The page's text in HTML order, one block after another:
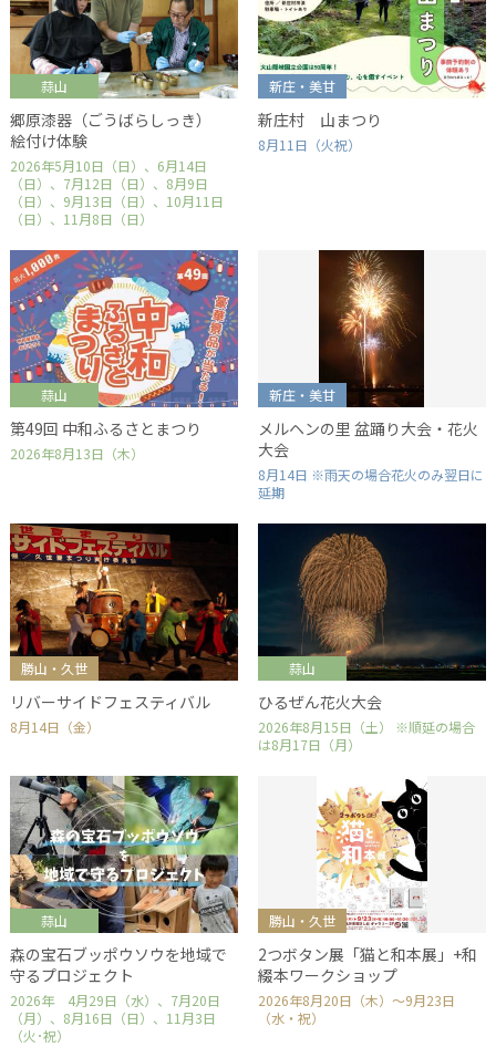
蒜山
郷原漆器（ごうばらしっき）
絵付け体験
2026年5月10日（日）、6月14日
（日）、7月12日（日）、8月9日
（日）、9月13日（日）、10月11日
（日）、11月8日（日）
新庄・美甘
新庄村 山まつり
8月11日（火祝）
蒜山
第49回 中和ふるさとまつり
2026年8月13日（木）
新庄・美甘
メルヘンの里 盆踊り大会・花火
大会
8月14日 ※雨天の場合花火のみ翌日に
延期
勝山・久世
リバーサイドフェスティバル
8月14日（金）
蒜山
ひるぜん花火大会
2026年8月15日（土） ※順延の場合
は8月17日（月）
蒜山
森の宝石ブッポウソウを地域で
守るプロジェクト
2026年 4月29日（水）、7月20日
（月）、8月16日（日）、11月3日
（火･祝）
勝山・久世
2つボタン展「猫と和本展」+和
綴本ワークショップ
2026年8月20日（木）～9月23日
（水・祝）